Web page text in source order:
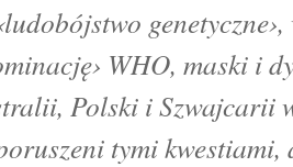
WHO, maski i
Polski i Szwajcarii
tymi kwestiami,